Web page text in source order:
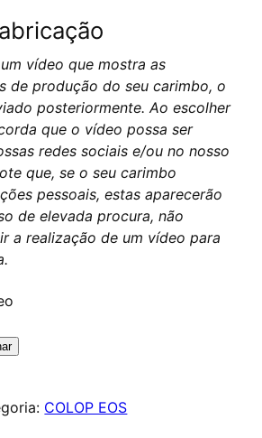
vídeo que mostra as
de produção do seu carimbo, o
posteriormente. Ao escolher
que o vídeo possa ser
redes sociais e/ou no nosso
que, se o seu carimbo
pessoais, estas aparecerão
de elevada procura, não
a realização de um vídeo para
COLOP EOS